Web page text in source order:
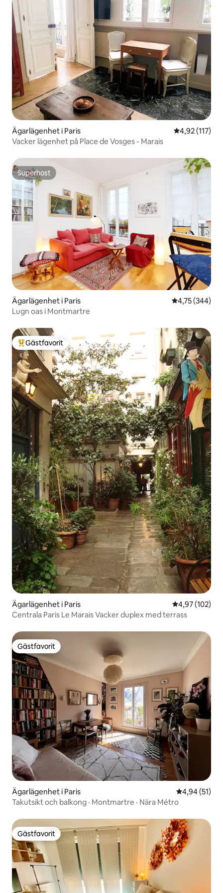
Ägarlägenhet i Paris 4,92 av 5 i
4,92 (117)
Vacker lägenhet på Place de Vosges - Marais
Superhost
Superhost
Ägarlägenhet i Paris 4,75 av 5 i
4,75 (344)
Lugn oas i Montmartre
Populär gästfavorit
Gästfavorit
Ägarlägenhet i Paris 4,97 av 5 i
4,97 (102)
Centrala Paris Le Marais Vacker duplex med terrass
Gästfavorit
Gästfavorit
Ägarlägenhet i Paris 4,94 av 5 i
4,94 (51)
Takutsikt och balkong · Montmartre · Nära Métro
Gästfavorit
Gästfavorit